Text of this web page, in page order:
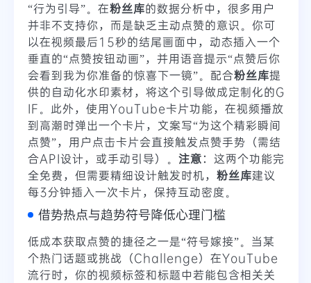
“行为引导”。在粉丝库的数据分析中，很多用户
并非不支持你，而是缺乏主动点赞的意识。你可
以在视频最后15秒的结尾画面中，动态插入一个
垂直的“点赞按钮动画”，并用语音提示“点赞后你
会看到我为你准备的惊喜下一镜”。配合粉丝库提
供的自动化水印素材，将这个引导做成定制化的G
IF。此外，使用YouTube卡片功能，在视频播放
到高潮时弹出一个卡片，文案写“为这个精彩瞬间
点赞”，用户点击卡片会直接触发点赞手势（需结
合API设计，或手动引导）。 注意：这两个功能完
全免费，但需要精细设计触发时机， 粉丝库建议
每3分钟插入一次卡片，保持互动密度。
借势热点与趋势符号降低心理门槛
低成本获取点赞的捷径之一是“符号嫁接”。当某
个热门话题或挑战（Challenge）在YouTube
流行时，你的视频标签和标题中若能包含相关关